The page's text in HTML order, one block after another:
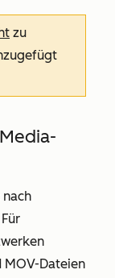
zu
MOV-Dateien